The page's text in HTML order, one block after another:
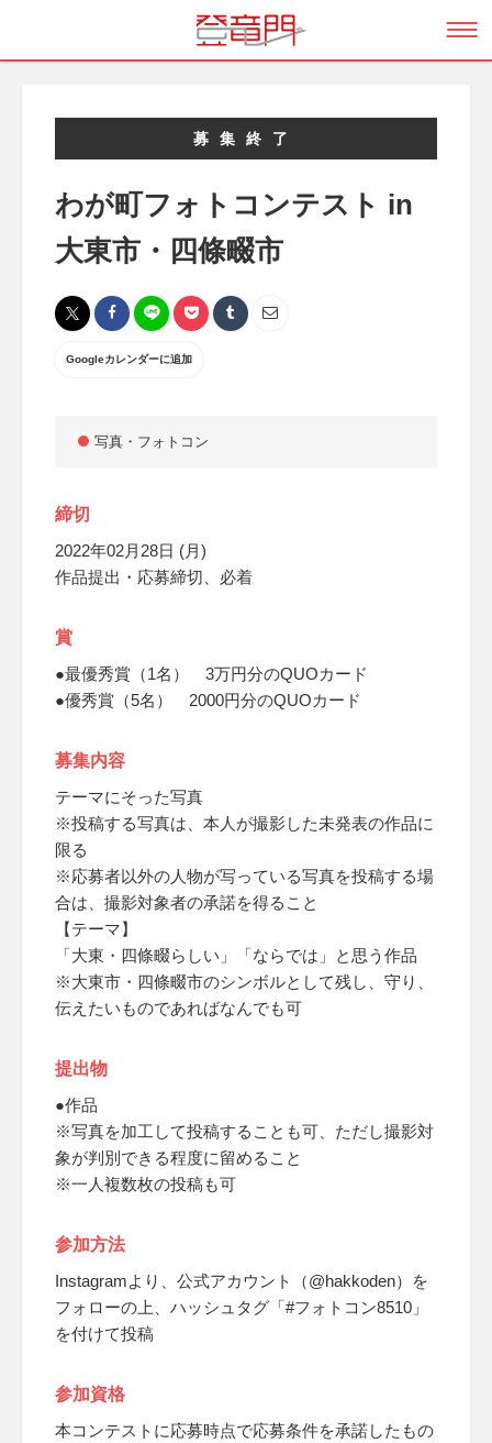
募集終了
わが町フォトコンテスト in
大東市・四條畷市
Googleカレンダーに追加
写真・フォトコン
締切
2022年02月28日 (月)
作品提出・応募締切、必着
賞
●最優秀賞（1名） 3万円分のQUOカード
●優秀賞（5名） 2000円分のQUOカード
募集内容
テーマにそった写真
※投稿する写真は、本人が撮影した未発表の作品に
限る
※応募者以外の人物が写っている写真を投稿する場
合は、撮影対象者の承諾を得ること
【テーマ】
「大東・四條畷らしい」「ならでは」と思う作品
※大東市・四條畷市のシンボルとして残し、守り、
伝えたいものであればなんでも可
提出物
●作品
※写真を加工して投稿することも可、ただし撮影対
象が判別できる程度に留めること
※一人複数枚の投稿も可
参加方法
Instagramより、公式アカウント（@hakkoden）を
フォローの上、ハッシュタグ「#フォトコン8510」
を付けて投稿
参加資格
本コンテストに応募時点で応募条件を承諾したもの